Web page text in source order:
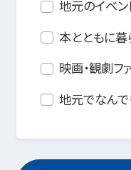
地元のイベン
本とともに暮
映画・観劇フ
地元でなん